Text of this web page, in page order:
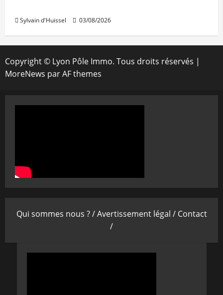
Sylvain d'Huissel 03/08/2026
Copyright © Lyon Pôle Immo. Tous droits réservés |
MoreNews par AF themes
Qui sommes nous ? /Avertissement légal / Contact
/